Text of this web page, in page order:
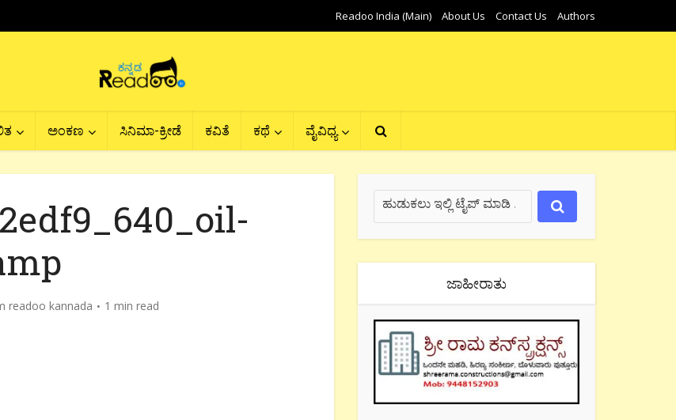
Readoo India (Main) About Us Contact Us Authors
ಅಂಕಣ ಸಿನಿಮಾ-ಕ್ರೀಡೆ ಕವಿತೆ ಕಥೆ ವೈವಿಧ್ಯ
readoo kannada 1 min read
ಜಾಹೀರಾತು